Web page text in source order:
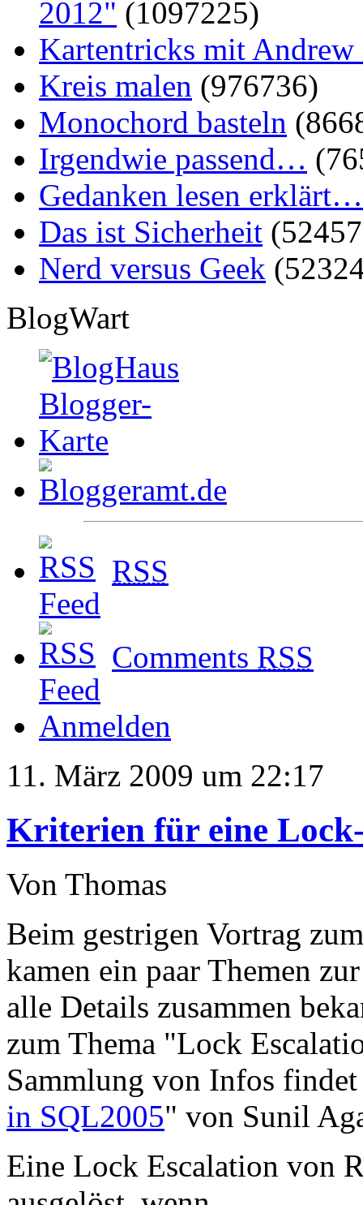
2012" (1097225)
Kartentricks mit
Kreis malen (976736)
Monochord basteln
Irgendwie passend…
Gedanken lesen erklärt…
Das ist Sicherheit
Nerd versus Geek
BlogWart
RSS
Comments RSS
Anmelden
11. März 2009 um 22:17
Kriterien für eine
Von Thomas
Beim gestrigen Vortrag
kamen ein paar Themen
alle Details zusammen
zum Thema "Lock
Sammlung von Infos
in SQL2005" von Sunil
Eine Lock Escalation von